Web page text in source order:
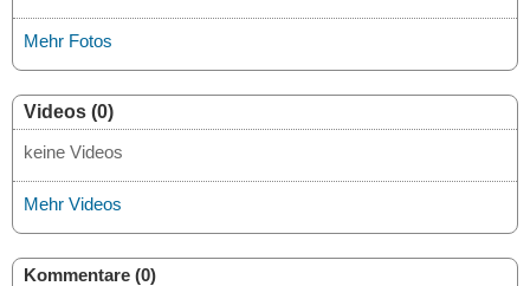
Mehr Fotos
Videos (0)
keine Videos
Mehr Videos
Kommentare (0)